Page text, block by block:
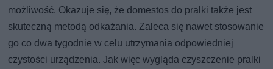
możliwość. Okazuje się, że domestos do pralki także jest
skuteczną metodą odkażania. Zaleca się nawet stosowanie
go co dwa tygodnie w celu utrzymania odpowiedniej
czystości urządzenia. Jak więc wygląda czyszczenie pralki